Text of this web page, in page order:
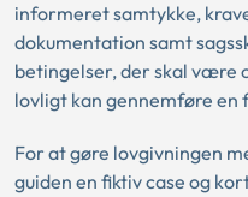
informeret samtykke,
dokumentation samt
betingelser, der skal være
lovligt kan gennemføre en
For at gøre lovgivningen
guiden en fiktiv case og